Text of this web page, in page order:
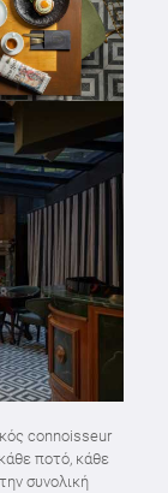
connoisseur
ποτό, κάθε
συνολική